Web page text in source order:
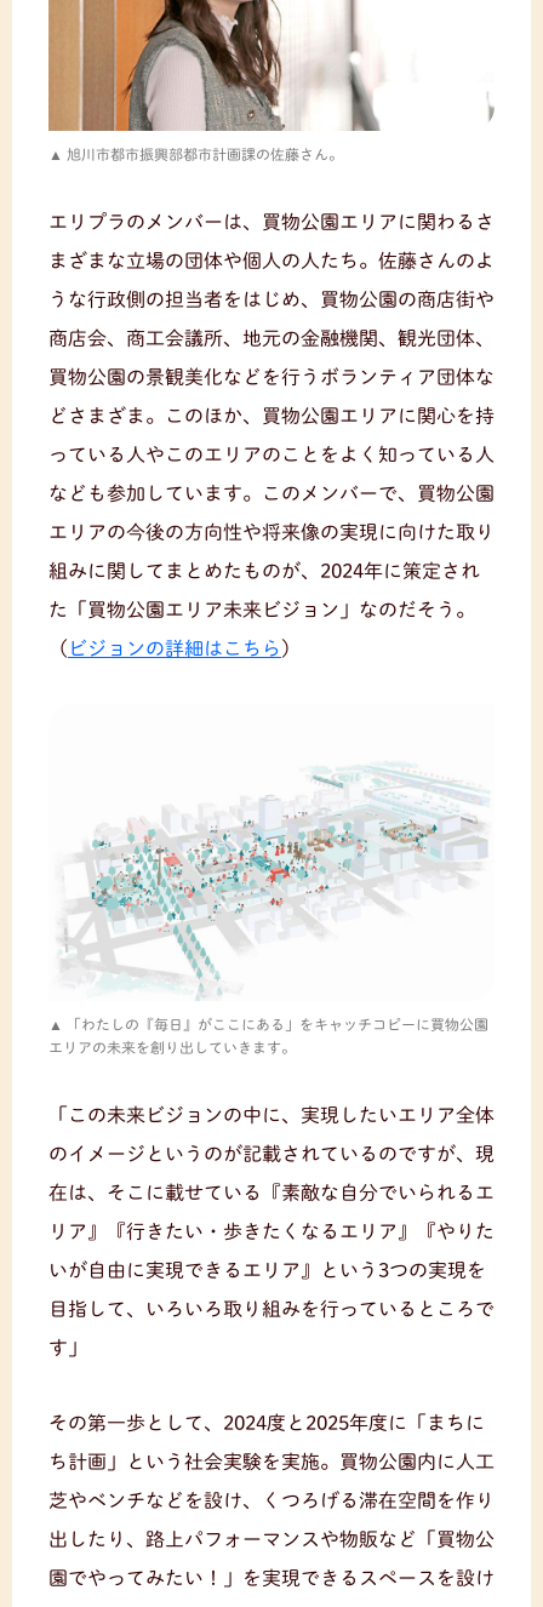
旭川市都市振興部都市計画課の佐藤さん。
エリプラのメンバーは、買物公園エリアに関わるさ
まざまな立場の団体や個人の人たち。佐藤さんのよ
うな行政側の担当者をはじめ、買物公園の商店街や
商店会、商工会議所、地元の金融機関、観光団体、
買物公園の景観美化などを行うボランティア団体な
どさまざま。このほか、買物公園エリアに関心を持
っている人やこのエリアのことをよく知っている人
なども参加しています。このメンバーで、買物公園
エリアの今後の方向性や将来像の実現に向けた取り
組みに関してまとめたものが、2024年に策定され
た「買物公園エリア未来ビジョン」なのだそう。
（ ビジョンの詳細はこちら ）
「わたしの『毎日』がここにある」をキャッチコピーに買物公園
エリアの未来を創り出していきます。
「この未来ビジョンの中に、実現したいエリア全体
のイメージというのが記載されているのですが、現
在は、そこに載せている『素敵な自分でいられるエ
リア』『行きたい・歩きたくなるエリア』『やりた
いが自由に実現できるエリア』という3つの実現を
目指して、いろいろ取り組みを行っているところで
す」
その第一歩として、2024度と2025年度に「まちに
ち計画」という社会実験を実施。買物公園内に人工
芝やベンチなどを設け、くつろげる滞在空間を作り
出したり、路上パフォーマンスや物販など「買物公
園でやってみたい！」を実現できるスペースを設け